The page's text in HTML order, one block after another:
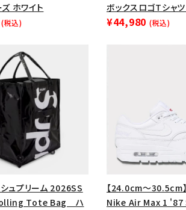
シーズンから探す
ホワイト
(税込)
ボックスロゴTシャ
¥44,980 (税込)
ュプリーム 2026SS
Tote Bag ハ
【24.0cm～30.5cm
Nike Air Max 1 '87